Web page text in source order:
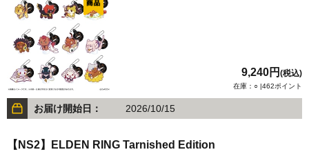
9,240円 (税込)
在庫：○ |462ポイント
お届け開始日： 2026/10/15
【NS2】ELDEN RING Tarnished Edition